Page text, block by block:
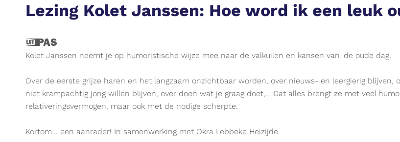
content
Lezing Kolet Janssen: Hoe word ik een leuk
Dit
is
UiTPAS
evenement.
Kolet Janssen neemt je op humoristische wijze mee naar de valkuilen en kansen van 'de oude dag'.
Over de eerste grijze haren en het langzaam onzichtbaar worden, over nieuws- en leergierig blijven,
niet krampachtig jong willen blijven, over doen wat je graag doet,… Dat alles brengt ze met veel
relativeringsvermogen, maar ook met de nodige scherpte.
Kortom... een aanrader! In samenwerking met Okra Lebbeke Heizijde.